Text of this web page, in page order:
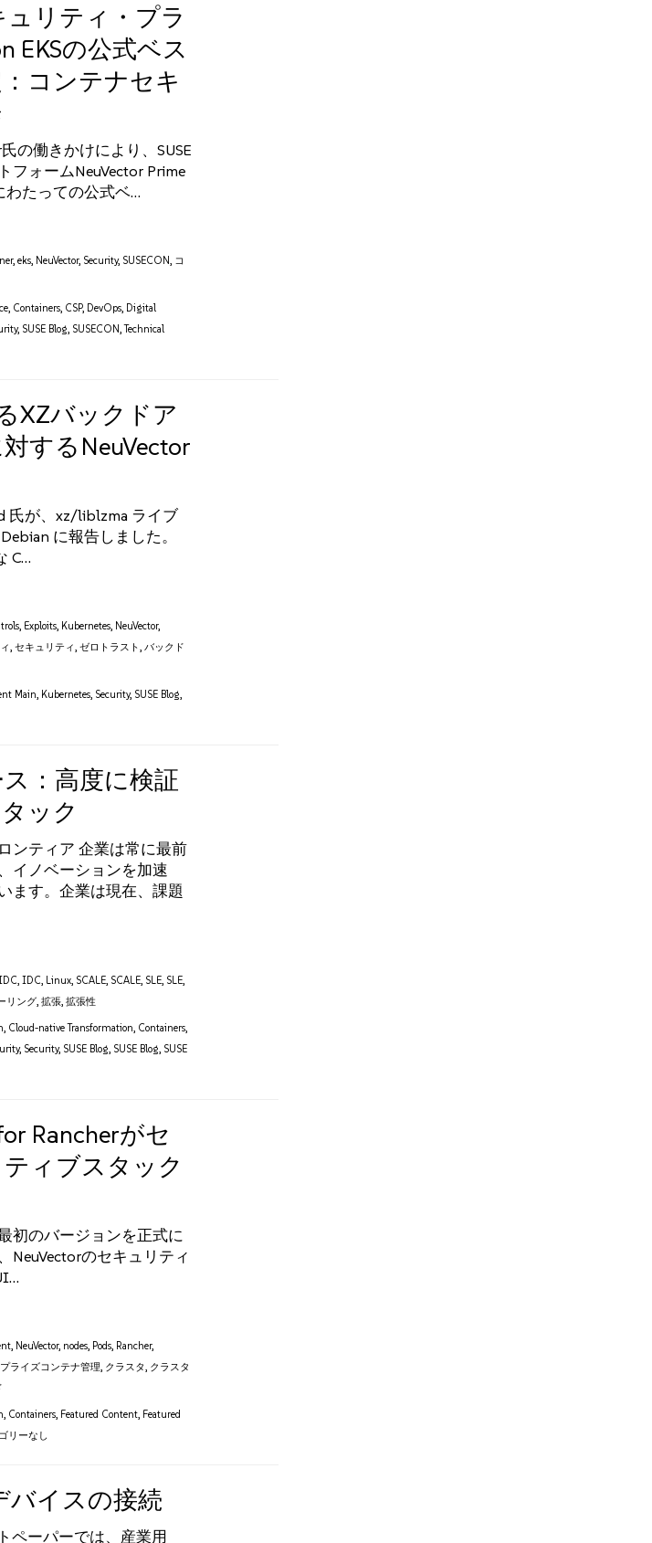
ュリティ・プラ
EKSの公式ベス
コンテナセキ
の働きかけにより、SUSE
フォームNeuVector Prime
わたっての公式ベ…
,eks, NeuVector, Security, SUSECON, コ
, Containers, CSP, DevOps, Digital
, SUSE Blog, SUSECON,Technical
XZバックドア
するNeuVector
氏が、xz/liblzma ライブ
に報告しました。
C…
, Exploits, Kubernetes, NeuVector,
,セキュリティ,ゼロトラスト,バックド
Main, Kubernetes, Security, SUSE Blog,
ス：高度に検証
ック
ンティア 企業は常に最前
イノベーションを加速
ます。企業は現在、課題
,IDC, Linux, SCALE, SCALE, SLE, SLE,
リング,拡張,拡張性
, Cloud-native Transformation, Containers,
, Security, SUSE Blog, SUSE Blog, SUSE
Rancherがセ
ィブスタック
初のバージョンを正式に
NeuVectorのセキュリティ
, NeuVector, nodes, Pods, Rancher,
ライズコンテナ管理, クラスタ, クラスタ
, Containers, Featured Content, Featured
リーなし
バイスの接続
ペーパーでは、産業用